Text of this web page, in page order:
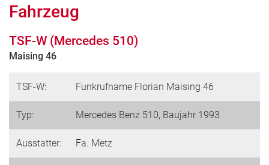
Fahrzeug
TSF-W (Mercedes 510)
Maising 46
TSF-W: Funkrufname Florian Maising 46
Typ: Mercedes Benz 510, Baujahr 1993
Ausstatter: Fa. Metz